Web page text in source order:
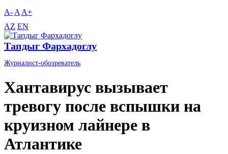
A- A A+
AZ EN
Тапдыг Фархадоглу
Журналист-обозреватель
Хантавирус вызывает
тревогу после вспышки на
круизном лайнере в
Атлантике